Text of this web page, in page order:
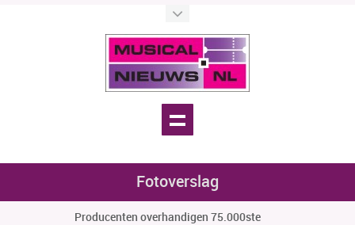
Fotoverslag
Producenten overhandigen 75.000ste